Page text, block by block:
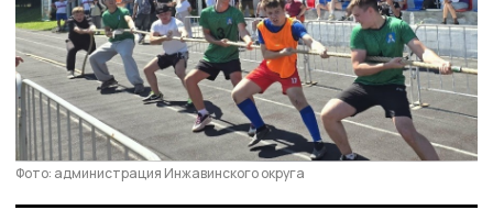
Фото: администрация Инжавинского округа